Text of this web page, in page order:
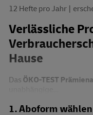
12 Hefte pro Jahr
Verlässliche
Hause
Das ÖKO-TEST
1. Aboform wählen